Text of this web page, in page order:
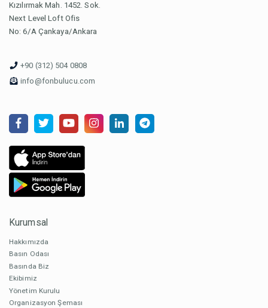
Kızılırmak Mah. 1452. Sok.
Next Level Loft Ofis
No: 6/A Çankaya/Ankara
+90 (312) 504 0808
info@fonbulucu.com
Kurumsal
Hakkımızda
Basın Odası
Basında Biz
Ekibimiz
Yönetim Kurulu
Organizasyon Şeması